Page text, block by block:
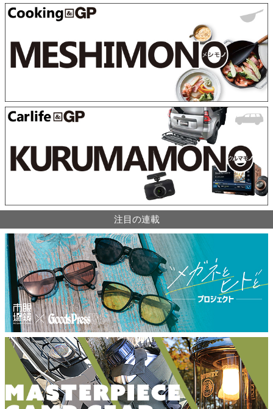
注目の連載